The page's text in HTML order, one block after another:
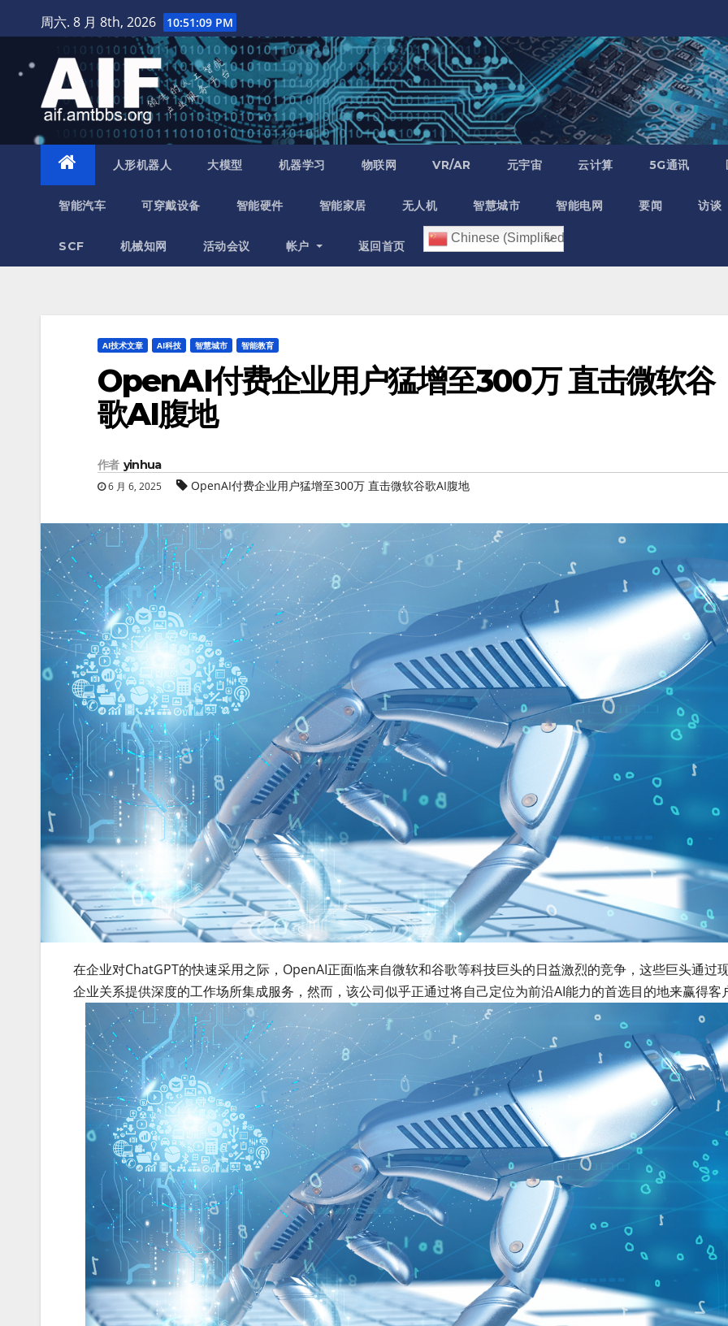
至
周六. 8 月 8th, 2026 10:51:10 PM
人形机器人 大模型 机器学习 物联网 VR/AR 元宇宙 云计算 5G通讯
智能汽车 可穿戴设备 智能硬件 智能家居 无人机 智慧城市 智能电网 要闻 访谈
SCF 机械知网 活动会议 帐户 返回首页
Chinese (Simplified)
AI技术文章 AI科技 智慧城市 智能教育
OpenAI付费企业用户猛增至300万 直击微软谷
歌AI腹地
作者 yinhua
6 月 6, 2025 OpenAI付费企业用户猛增至300万 直击微软谷歌AI腹地
在企业对ChatGPT的快速采用之际，OpenAI正面临来自微软和谷歌等科技巨头的日益激烈的竞争，这些巨头通过
企业关系提供深度的工作场所集成服务，然而，该公司似乎正通过将自己定位为前沿AI能力的首选目的地来赢得客